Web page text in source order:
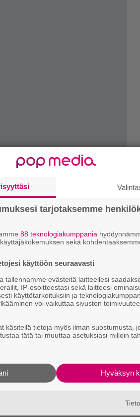
musiikkiin suhtautuva
olisi, ennakkoasenne kun ei
ole kuullut
kuuntelee, ei kulu kovin
lukemiin. 14 kappaletta
sekameteliryönää on
arvostavalle
positiivista. Kappaleet ovat
silkkaa eurohumppaa
kimityslaululla. Läjästä
on intialaista heviripulia, ja
metal -pökäleeltä. Aivan
vielä! En suvaitse, aaargh!
enkä Metal Galaxyn
luokattomuus aiheuttaa
tarjotaksemme
88 teknologiakumppania
sekä
käyttöön seuraavasti
tallennamme evästeitä laitteellesi
IP-osoitteestasi sekä laitteesi
käyttötarkoituksiin ja
voi vaikuttaa sivuston
käsitellä tietoja myös ilman suostumusta,
tätä tai muuttaa asetuksiasi milloin
Hyväksyn